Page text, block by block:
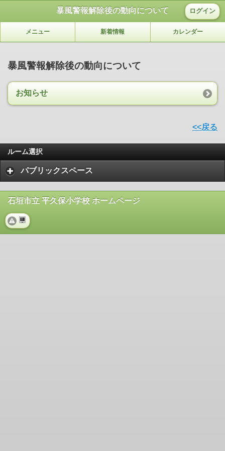
暴風警報解除後の動向について ログイン
メニュー 新着情報 カレンダー
暴風警報解除後の動向について
お知らせ
<<戻る
ルーム選択
パブリックスペース
石垣市立 平久保小学校 ホームページ